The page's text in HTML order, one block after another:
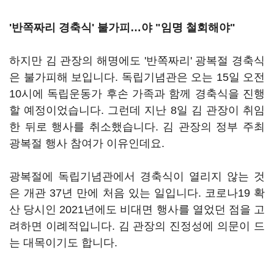
'반쪽짜리 경축식' 불가피…야 "임명 철회해야"
하지만 김 관장의 해명에도 '반쪽짜리' 광복절 경축식
은 불가피해 보입니다. 독립기념관은 오는 15일 오전
10시에 독립운동가 후손 가족과 함께 경축식을 진행
할 예정이었습니다. 그런데 지난 8일 김 관장이 취임
한 뒤로 행사를 취소했습니다. 김 관장의 정부 주최
광복절 행사 참여가 이유인데요.
광복절에 독립기념관에서 경축식이 열리지 않는 것
은 개관 37년 만에 처음 있는 일입니다. 코로나19 확
산 당시인 2021년에도 비대면 행사를 열었던 점을 고
려하면 이례적입니다. 김 관장의 진정성에 의문이 드
는 대목이기도 합니다.